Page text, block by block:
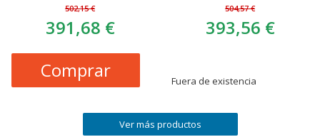
502,15 €
391,68 €
Comprar
504,57 €
393,56 €
Fuera de existencia
Ver más productos